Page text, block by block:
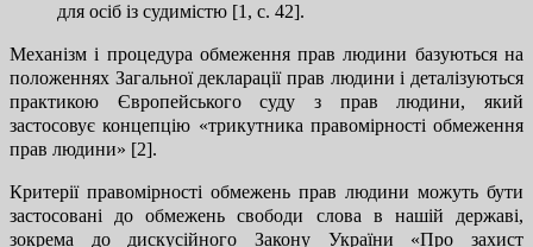
для осіб із судимістю [1, c. 42].
Механізм і процедура обмеження прав людини базуються на
положеннях Загальної декларації прав людини і деталізуються
практикою Європейського суду з прав людини, який
застосовує концепцію «трикутника правомірності обмеження
прав людини» [2].
Критерії правомірності обмежень прав людини можуть бути
застосовані до обмежень свободи слова в нашій державі,
зокрема до дискусійного Закону України «Про захист